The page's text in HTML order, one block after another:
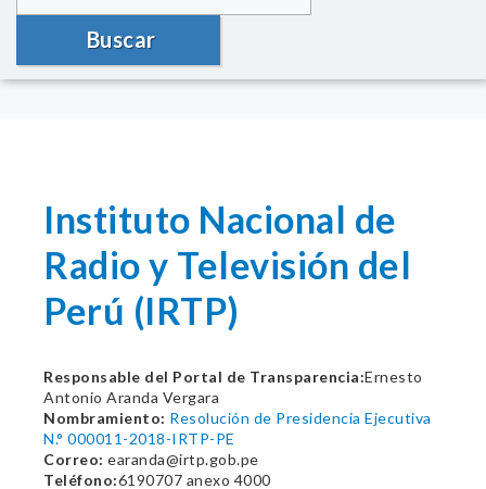
Buscar
Instituto Nacional de
Radio y Televisión del
Perú (IRTP)
Responsable del Portal de Transparencia:Ernesto
Antonio Aranda Vergara
Nombramiento: Resolución de Presidencia Ejecutiva
N.° 000011-2018-IRTP-PE
Correo: earanda@irtp.gob.pe
Teléfono:6190707 anexo 4000